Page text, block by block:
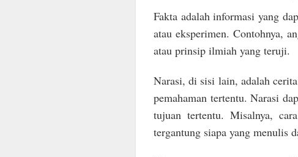
Fakta adalah informasi yang
atau eksperimen. Contohnya,
atau prinsip ilmiah yang teruji.
Narasi, di sisi lain, adalah
pemahaman tertentu. Narasi
tujuan tertentu. Misalnya,
tergantung siapa yang menulis